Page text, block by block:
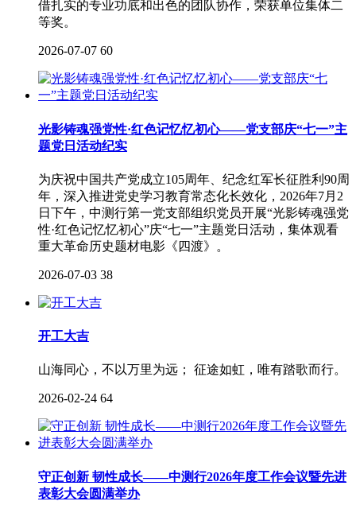
借扎实的专业功底和出色的团队协作，荣获单位集体二
等奖。
2026-07-07 60
光影铸魂强党性·红色记忆忆初心——党支部庆“七一”主
题党日活动纪实
为庆祝中国共产党成立105周年、纪念红军长征胜利90周
年，深入推进党史学习教育常态化长效化，2026年7月2
日下午，中测行第一党支部组织党员开展“光影铸魂强党
性·红色记忆忆初心”庆“七一”主题党日活动，集体观看
重大革命历史题材电影《四渡》。
2026-07-03 38
开工大吉
山海同心，不以万里为远； 征途如虹，唯有踏歌而行。
2026-02-24 64
守正创新 韧性成长——中测行2026年度工作会议暨先进
表彰大会圆满举办